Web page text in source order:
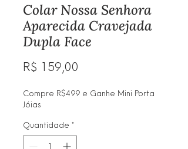
Colar Nossa Senhora
Aparecida Cravejada
Dupla Face
R$ 159,00
Compre R$499 e Ganhe Mini Porta
Jóias
Quantidade *